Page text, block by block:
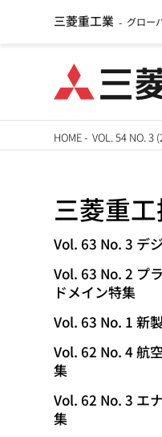
イ
三菱重工業 - グロー
HOME-VOL. 54 NO.
三菱重
REVIEW
Vol. 63 No. 3 デ
Vol. 63 No. 2 プ
ドメイン特集
Vol. 63 No. 1 新
Vol. 62 No. 4 航
集
Vol. 62 No. 3 エ
集